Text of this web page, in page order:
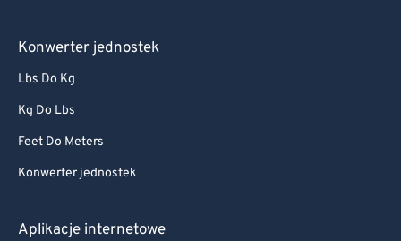
Konwerter jednostek
Lbs Do Kg
Kg Do Lbs
Feet Do Meters
Konwerter jednostek
Aplikacje internetowe